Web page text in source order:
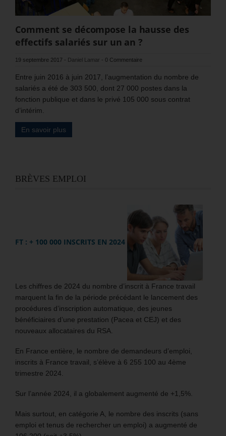
Comment se décompose la hausse des
effectifs salariés sur un an ?
19 septembre 2017 - Daniel Lamar - 0 Commentaire
Entre juin 2016 à juin 2017, l’augmentation du nombre de
salariés a été de 303 500, dont 27 000 postes dans la
fonction publique et dans le privé 105 000 sous contrat
d’intérim.
En savoir plus
BRÈVES EMPLOI
FT : + 100 000 INSCRITS EN 2024
Les chiffres de 2024 du nombre d’inscrit à France travail
marquent la fin de la période précédant le lancement des
procédures d’inscription automatique, des jeunes
bénéficiaires d’une prestation (Pacea et CEJ) et des
nouveaux allocataires du RSA.
En France entière, le nombre de demandeurs d’emploi,
inscrits à France travail, s’élève à 6 255 100 au 4ème
trimestre 2024.
Sur l’année 2024, il a globalement augmenté de +1,5%.
Mais surtout, en catégorie A, le nombre des inscrits (sans
emploi et tenus de rechercher un emploi) a augmenté de